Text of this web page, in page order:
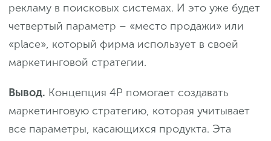
рекламу в поисковых системах. И это уже будет
четвертый параметр – «место продажи» или
«place», который фирма использует в своей
маркетинговой стратегии.
Вывод. Концепция 4P помогает создавать
маркетинговую стратегию, которая учитывает
все параметры, касающихся продукта. Эта